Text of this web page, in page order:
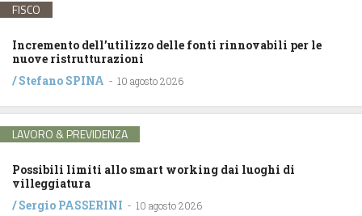
FISCO
Incremento dell’utilizzo delle fonti rinnovabili per le
nuove ristrutturazioni
/Stefano SPINA - 10 agosto 2026
LAVORO & PREVIDENZA
Possibili limiti allo smart working dai luoghi di
villeggiatura
/Sergio PASSERINI - 10 agosto 2026